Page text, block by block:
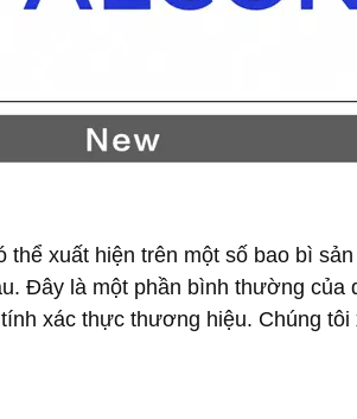
xuất hiện trên một số bao bì
Đây là một phần bình thường của
xác thực thương hiệu. Chúng tôi